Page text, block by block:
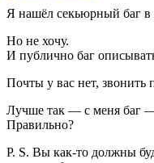
Я нашёл секьюрный баг в
Но не хочу.
И публично баг
Почты у вас нет, звонить
Лучше так — с меня баг
Правильно?
P. S. Вы как-то должны